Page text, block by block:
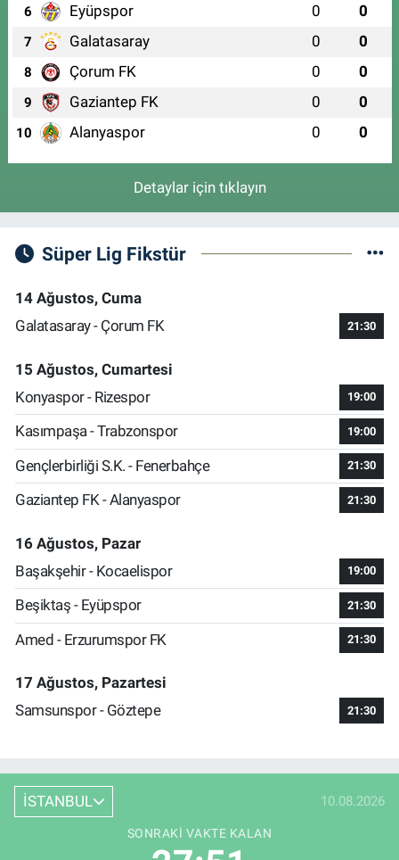
6 Eyüpspor 0 0
7 Galatasaray 0 0
8 Çorum FK 0 0
9 Gaziantep FK 0 0
10 Alanyaspor 0 0
Detaylar için tıklayın
Süper Lig Fikstür
14 Ağustos, Cuma
Galatasaray - Çorum FK
21:30
15 Ağustos, Cumartesi
Konyaspor - Rizespor
19:00
Kasımpaşa - Trabzonspor 19:00
Gençlerbirliği S.K. - Fenerbahçe 21:30
Gaziantep FK - Alanyaspor 21:30
16 Ağustos, Pazar
Başakşehir - Kocaelispor
19:00
Beşiktaş - Eyüpspor 21:30
Amed - Erzurumspor FK 21:30
17 Ağustos, Pazartesi
Samsunspor - Göztepe
21:30
İSTANBUL 10.08.2026
SONRAKI VAKTE KALAN